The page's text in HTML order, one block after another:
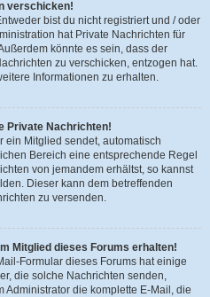
verschicken!
bist du nicht registriert und / oder
hat Private Nachrichten für
könnte es sein, dass der
zu verschicken, entzogen hat.
Informationen zu erhalten.
Private Nachrichten!
ein Mitglied sendet, automatisch
Bereich eine entsprechende Regel
von jemandem erhältst, so kannst
Dieser kann dem betreffenden
zu versenden.
Mitglied dieses Forums erhalten!
Formular dieses Forums hat einige
die solche Nachrichten senden,
die komplette E-Mail, die